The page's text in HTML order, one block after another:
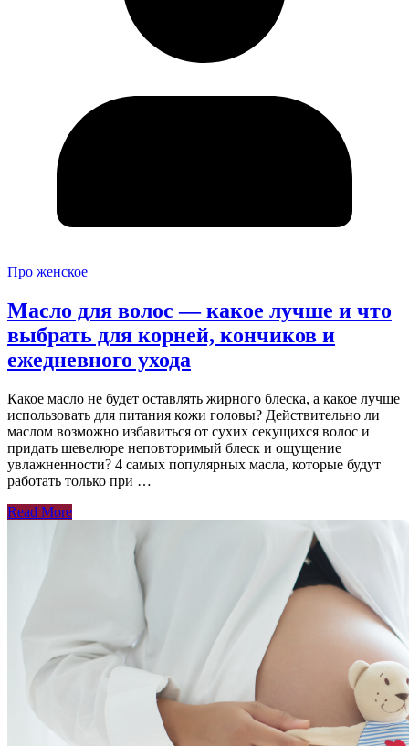
Про женское
Масло для волос — какое лучше и что
выбрать для корней, кончиков и
ежедневного ухода
Какое масло не будет оставлять жирного блеска, а какое лучше
использовать для питания кожи головы? Действительно ли
маслом возможно избавиться от сухих секущихся волос и
придать шевелюре неповторимый блеск и ощущение
увлажненности? 4 самых популярных масла, которые будут
работать только при …
Read More